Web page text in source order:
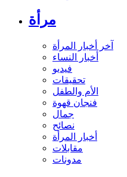
مرأة
آخر أخبار المرأة
أخبار النساء
فيديو
تحقيقات
الأم والطفل
فنجان قهوة
جمال
نصائح
أخبار المرأة
مقابلات
مدونات